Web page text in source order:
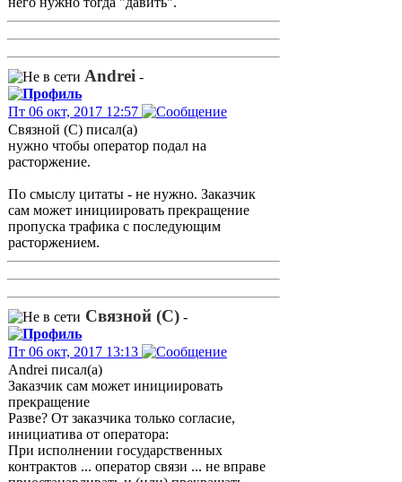
Andrei -
Пт 06 окт, 2017 12:57
Связной (С) писал(а)
нужно чтобы оператор подал на
расторжение.
По смыслу цитаты - не нужно. Заказчик
сам может инициировать прекращение
пропуска трафика с последующим
расторжением.
Связной (С) -
Пт 06 окт, 2017 13:13
Andrei писал(а)
Заказчик сам может инициировать
прекращение
Разве? От заказчика только согласие,
инициатива от оператора:
При исполнении государственных
контрактов ... оператор связи ... не вправе